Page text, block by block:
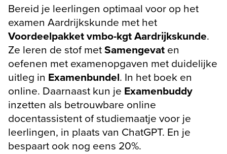
Bereid je leerlingen optimaal voor op het
examen Aardrijkskunde met het
Voordeelpakket vmbo-kgt Aardrijkskunde.
Ze leren de stof metSamengevaten
oefenen met examenopgaven met duidelijke
uitleg in Examenbundel. In het boek en
online. Daarnaast kun je Examenbuddy
inzetten als betrouwbare online
docentassistent of studiemaatje voor je
leerlingen, in plaats van ChatGPT. En je
bespaart ook nog eens 20%.